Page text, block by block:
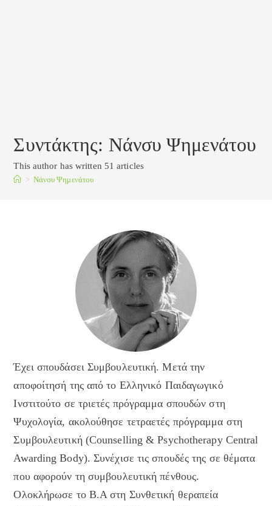
Συντάκτης: Νάνσυ Ψημενάτου
This author has written 51 articles
> Νάνσυ Ψημενάτου
Έχει σπουδάσει Συμβουλευτική. Μετά την
αποφοίτησή της από το Ελληνικό Παιδαγωγικό
Ινστιτούτο σε τριετές πρόγραμμα σπουδών στη
Ψυχολογία, ακολούθησε τετραετές πρόγραμμα στη
Συμβουλευτική (Counselling & Psychotherapy Central
Awarding Body). Συνέχισε τις σπουδές της σε θέματα
που αφορούν τη συμβουλευτική πένθους.
Ολοκλήρωσε το B.A στη Συνθετική θεραπεία